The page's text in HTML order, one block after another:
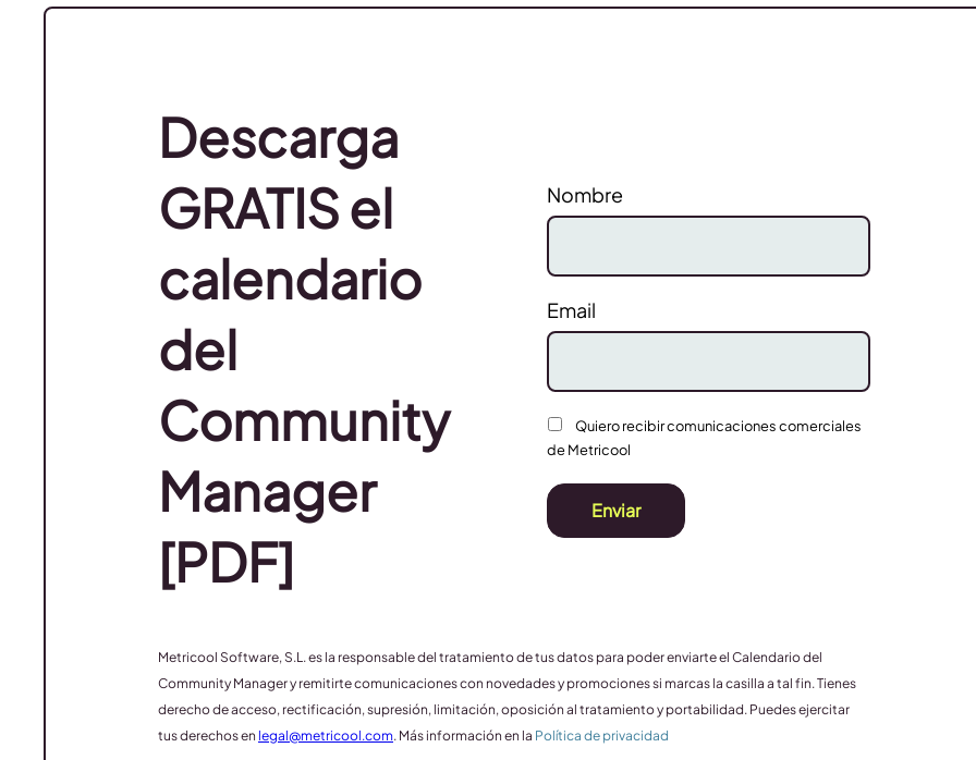
Descarga
GRATIS el
calendario
del
Community
Manager
[PDF]
Nombre
Email
Quiero recibir comunicaciones comerciales
de Metricool
Enviar
Metricool Software, S.L. es la responsable del tratamiento de tus datos para poder enviarte el Calendario del
Community Manager y remitirte comunicaciones con novedades y promociones si marcas la casilla a tal fin. Tienes
derecho de acceso, rectificación, supresión, limitación, oposición al tratamiento y portabilidad. Puedes ejercitar
tus derechos en legal@metricool.com. Más información en la Política de privacidad